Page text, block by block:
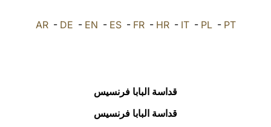
العربيّة AR- DE - EN - ES- FR- HR- IT- PL- PT
قداسة البابا فرنسيس
قداسة البابا فرنسيس